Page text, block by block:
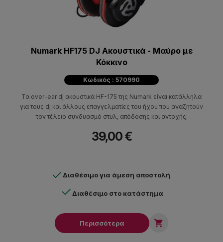
Numark HF175 DJ Ακουστικά - Μαύρο με
Κόκκινο
Κωδικός : 570990
Τα over-ear dj ακουστικά HF-175 της Numark είναι κατάλληλα
για τους dj και άλλους επαγγελματίες του ήχου που αναζητούν
τον τέλειο συνδυασμό στυλ, απόδοσης και αντοχής.
39,00 €
Διαθέσιμο για άμεση αποστολή
Διαθέσιμο στο κατάστημα
Περισσότερα 